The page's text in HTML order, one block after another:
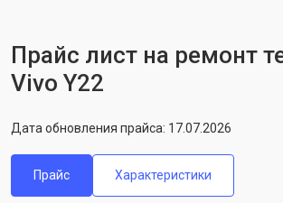
Прайс лист на ремонт
Vivo Y22
Дата обновления прайса: 17.07.2026
Прайс Характеристики